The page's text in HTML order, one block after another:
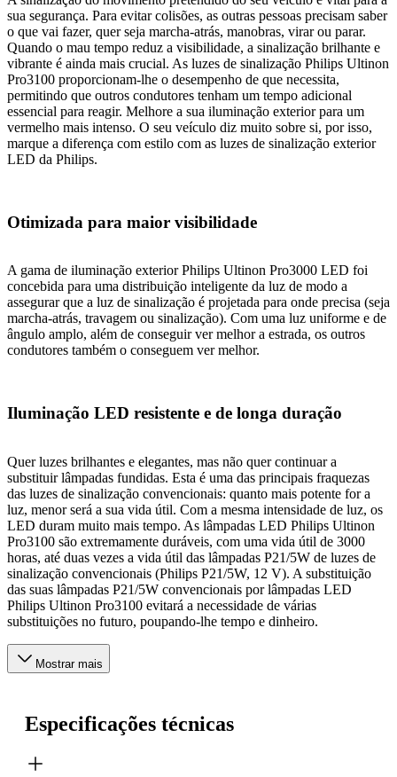
sua segurança. Para evitar colisões, as outras pessoas precisam saber
o que vai fazer, quer seja marcha-atrás, manobras, virar ou parar.
Quando o mau tempo reduz a visibilidade, a sinalização brilhante e
vibrante é ainda mais crucial. As luzes de sinalização Philips Ultinon
Pro3100 proporcionam-lhe o desempenho de que necessita,
permitindo que outros condutores tenham um tempo adicional
essencial para reagir. Melhore a sua iluminação exterior para um
vermelho mais intenso. O seu veículo diz muito sobre si, por isso,
marque a diferença com estilo com as luzes de sinalização exterior
LED da Philips.
Otimizada para maior visibilidade
A gama de iluminação exterior Philips Ultinon Pro3000 LED foi
concebida para uma distribuição inteligente da luz de modo a
assegurar que a luz de sinalização é projetada para onde precisa (seja
marcha-atrás, travagem ou sinalização). Com uma luz uniforme e de
ângulo amplo, além de conseguir ver melhor a estrada, os outros
condutores também o conseguem ver melhor.
Iluminação LED resistente e de longa duração
Quer luzes brilhantes e elegantes, mas não quer continuar a
substituir lâmpadas fundidas. Esta é uma das principais fraquezas
das luzes de sinalização convencionais: quanto mais potente for a
luz, menor será a sua vida útil. Com a mesma intensidade de luz, os
LED duram muito mais tempo. As lâmpadas LED Philips Ultinon
Pro3100 são extremamente duráveis, com uma vida útil de 3000
horas, até duas vezes a vida útil das lâmpadas P21/5W de luzes de
sinalização convencionais (Philips P21/5W, 12 V). A substituição
das suas lâmpadas P21/5W convencionais por lâmpadas LED
Philips Ultinon Pro3100 evitará a necessidade de várias
substituições no futuro, poupando-lhe tempo e dinheiro.
Mostrar mais
Especificações técnicas